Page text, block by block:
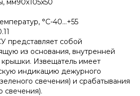
мм90х105х50
°С-40…+55
представляет собой
из основания, внутренней
Извещатель имеет
индикацию дежурного
свечения) и срабатывания
свечения).